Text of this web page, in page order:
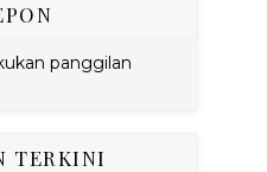
panggilan
TERKINI